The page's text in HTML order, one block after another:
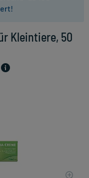
Kleintiere, 50